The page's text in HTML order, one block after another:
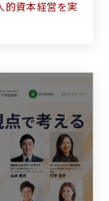
的資本経営を実